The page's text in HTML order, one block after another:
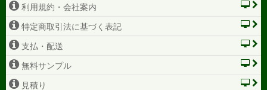
利用規約・会社案内
特定商取引法に基づく表記
支払・配送
無料サンプル
見積り